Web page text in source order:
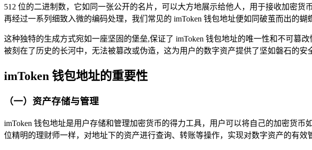
512 位的二进制数，它如同一张公开的名片，可以大方地展示给他人，用于接收加密
再经过一系列细致入微的编码处理，我们常见的 imToken 钱包地址便如同破茧而出的蝴
这种独特的生成方式宛如一座坚固的堡垒,保证了 imToken 钱包地址的唯一性和不可
被刻在了历史的长河中，无法被篡改或伪造，这为用户的数字资产提供了坚如磐石的安
imToken 钱包地址的重要性
（一）资产存储与管理
imToken 钱包地址是用户存储和管理加密货币的得力工具，用户可以将自己的加密货
位精明的理财师一样，对地址下的资产进行查询、转账等操作，实现对数字资产的有效